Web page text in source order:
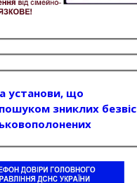
установи, що
зниклих